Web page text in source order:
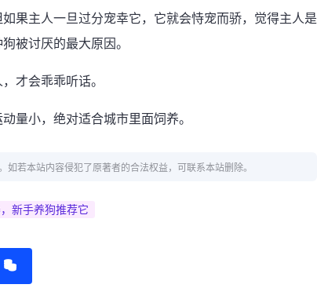
果主人一旦过分宠幸它，它就会恃宠而骄，觉得主人是
被讨厌的最大原因。
才会乖乖听话。
量小，绝对适合城市里面饲养。
若本站内容侵犯了原著者的合法权益，可联系本站删除。
新手养狗推荐它